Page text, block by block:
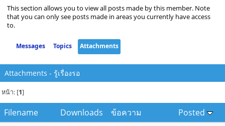
This section allows you to view all posts made by this member. Note
that you can only see posts made in areas you currently have access
to.
Messages Topics Attachments
Attachments - รู้เรื่องรอ
หน้า: [1]
Filename Downloads ข้อความ
Posted